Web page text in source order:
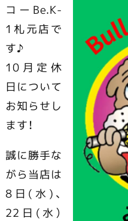
コーBe.K-
1札元店で
す♪
10月定休
日について
お知らせし
ます！
誠に勝手な
がら当店は
8日(水)、
22日(水）